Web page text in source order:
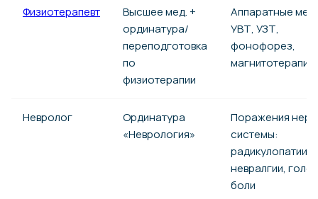
Физиотерапевт
Высшее мед. +
ординатура/
переподготовка
по
физиотерапии
Аппаратные
УВТ, УЗТ,
фонофорез,
магнитотерапия
Невролог
Ординатура
«Неврология»
Поражения
системы:
радикулопатии,
невралгии,
боли